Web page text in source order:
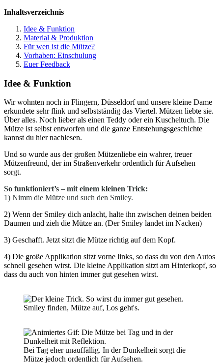
Inhaltsverzeichnis
Idee & Funktion
Material & Produktion
Für wen ist die Mütze?
Vorhaben: Einschulung
Euer Feedback
Idee & Funktion
Wir wohnten noch in Flingern, Düsseldorf und unsere kleine Dame
erkundete sehr flink und selbstständig das Viertel. Mützen liebte sie.
Über alles. Noch lieber als einen Teddy oder ein Kuscheltuch. Die
Mütze ist selbst entworfen und die ganze Entstehungsgeschichte
kannst du hier nachlesen.
Und so wurde aus der großen Mützenliebe ein wahrer, treuer
Mützenfreund, der im Straßenverkehr ordentlich für Aufsehen
sorgt.
So funktioniert’s – mit einem kleinen Trick:
1) Nimm die Mütze und such den Smiley.
2) Wenn der Smiley dich anlacht, halte ihn zwischen deinen beiden
Daumen und zieh die Mütze an. (Der Smiley landet im Nacken)
3) Geschafft. Jetzt sitzt die Mütze richtig auf dem Kopf.
4) Die große Applikation sitzt vorne links, so dass du von den Autos
schnell gesehen wirst. Die kleine Applikation sitzt am Hinterkopf, so
dass du auch von hinten immer gut gesehen wirst.
Bei Tag eher unauffällig. In der Dunkelheit sorgt die
Mütze jedoch ordentlich für Aufsehen.